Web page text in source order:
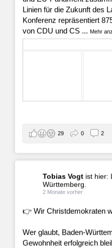
Linien für die Zukunft des
Konferenz repräsentiert
von CDU und CS ... Mehr
29 0 2
Tobias Vogt ist hier:
Württemberg.
2 Monate vorher
👉 Wir Christdemokraten
Wer glaubt, Baden-
Gewohnheit erfolgreich